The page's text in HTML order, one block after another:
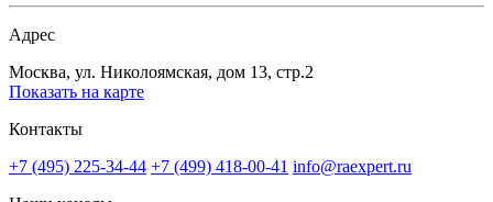
Адрес
Москва, ул. Николоямская, дом 13, стр.2
Показать на карте
Контакты
+7 (495) 225-34-44 +7 (499) 418-00-41 info@raexpert.ru